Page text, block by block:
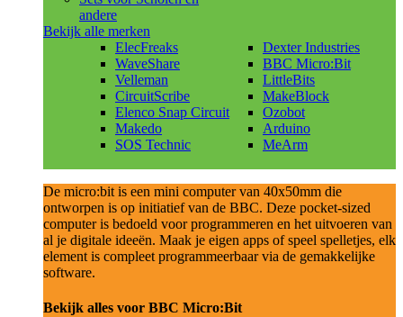
andere
Bekijk alle merken
ElecFreaks
WaveShare
Velleman
CircuitScribe
Elenco Snap Circuit
Makedo
SOS Technic
Dexter Industries
BBC Micro:Bit
LittleBits
MakeBlock
Ozobot
Arduino
MeArm
De micro:bit is een mini computer van 40x50mm die
ontworpen is op initiatief van de BBC. Deze pocket-sized
computer is bedoeld voor programmeren en het uitvoeren van
al je digitale ideeën. Maak je eigen apps of speel spelletjes, elk
element is compleet programmeerbaar via de gemakkelijke
software.
Bekijk alles voor BBC Micro:Bit